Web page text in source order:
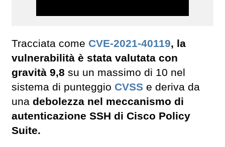
Tracciata come CVE-2021-40119, la
vulnerabilità è stata valutata con
gravità 9,8 su un massimo di 10 nel
sistema di punteggio CVSS e deriva da
una debolezza nel meccanismo di
autenticazione SSH di Cisco Policy
Suite.